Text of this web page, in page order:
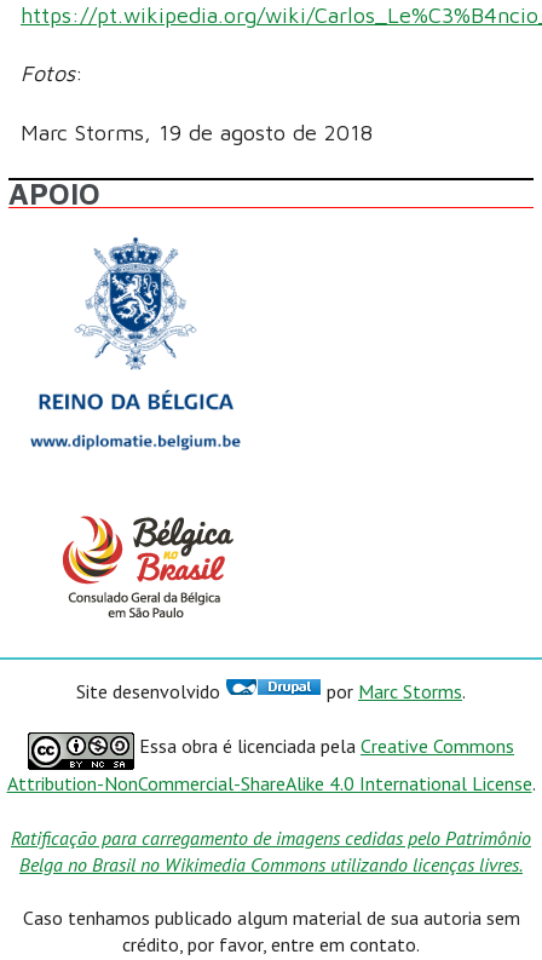
https://pt.wikipedia.org/wiki/
Fotos:
Marc Storms, 19 de agosto de 2018
APOIO
Site desenvolvido por Marc Storms.
Essa obra é licenciada pela Creative Commons
Attribution-NonCommercial-ShareAlike 4.0 International License.
Ratificação para carregamento de imagens cedidas pelo Patrimônio
Belga no Brasil no Wikimedia Commons utilizando licenças livres.
Caso tenhamos publicado algum material de sua autoria sem
crédito, por favor, entre em contato.